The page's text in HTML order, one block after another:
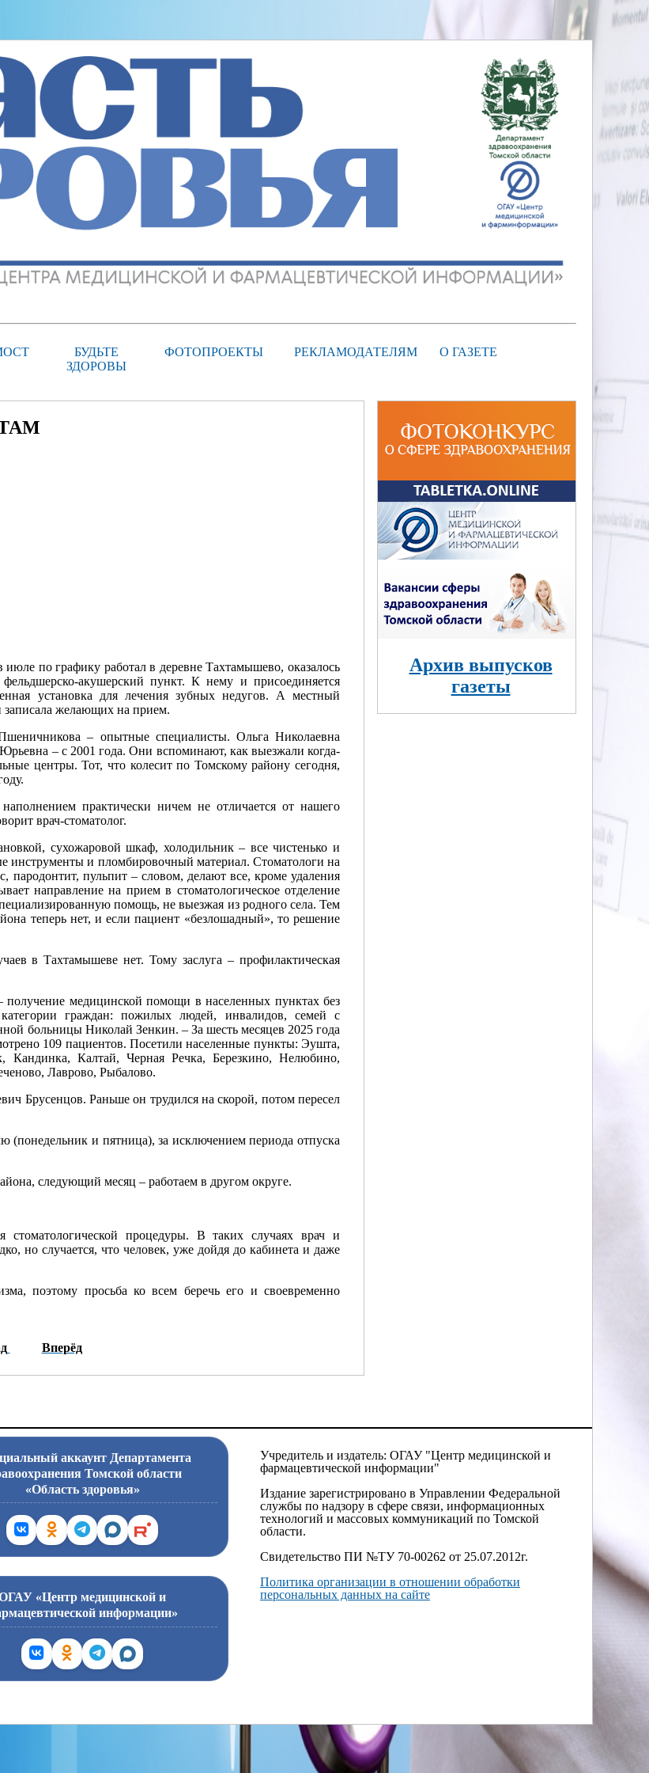
БУДЬТЕ
ЗДОРОВЫ
ФОТОПРОЕКТЫ РЕКЛАМОДАТЕЛЯМ О ГАЗЕТЕ
Архив выпусков
газеты
по графику работал в деревне Тахтамышево, оказалось
акушерский пункт. К нему и присоединяется
установка для лечения зубных недугов. А местный
записала желающих на прием.
– опытные специалисты. Ольга Николаевна
– с 2001 года. Они вспоминают, как выезжали когда-
центры. Тот, что колесит по Томскому району сегодня,
практически ничем не отличается от нашего
врач-стоматолог.
сухожаровой шкаф, холодильник – все чистенько и
инструменты и пломбировочный материал. Стоматологи на
пародонтит, пульпит – словом, делают все, кроме удаления
направление на прием в стоматологическое отделение
помощь, не выезжая из родного села. Тем
теперь нет, и если пациент «безлошадный», то решение
в Тахтамышеве нет. Тому заслуга – профилактическая
медицинской помощи в населенных пунктах без
граждан: пожилых людей, инвалидов, семей с
больницы Николай Зенкин. – За шесть месяцев 2025 года
109 пациентов. Посетили населенные пункты: Эушта,
Кандинка, Калтай, Черная Речка, Березкино, Нелюбино,
Лаврово, Рыбалово.
Брусенцов. Раньше он трудился на скорой, потом пересел
(понедельник и пятница), за исключением периода отпуска
следующий месяц – работаем в другом округе.
стоматологической процедуры. В таких случаях врач и
но случается, что человек, уже дойдя до кабинета и даже
поэтому просьба ко всем беречь его и своевременно
Вперёд
аккаунт Департамента
Томской области
«Область здоровья»
«Центр медицинской и
информации»
Учредитель и издатель: ОГАУ "Центр медицинской и
фармацевтической информации"
Издание зарегистрировано в Управлении Федеральной
службы по надзору в сфере связи, информационных
технологий и массовых коммуникаций по Томской
области.
Свидетельство ПИ №ТУ 70-00262 от 25.07.2012г.
Политика организации в отношении обработки
персональных данных на сайте